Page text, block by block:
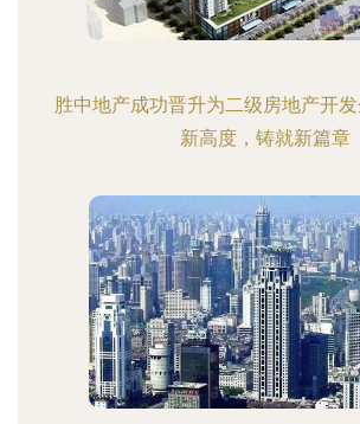
胜中地产成功晋升为二级房地产开
新高度，铸就新篇章